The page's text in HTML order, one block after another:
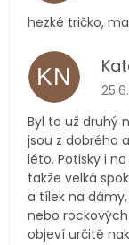
hezké tričko,
KN
Byl to už druhý
jsou z dobrého
léto. Potisky i
takže velká
a tílek na
nebo
objeví určitě